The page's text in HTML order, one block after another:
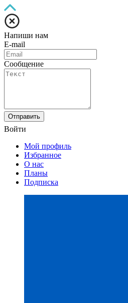
Напиши нам
E-mail
Сообщение
Отправить
Войти
Мой профиль
Избранное
О нас
Планы
Подписка